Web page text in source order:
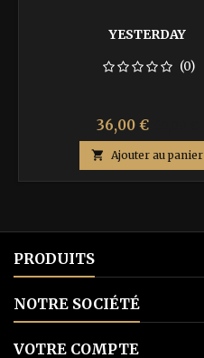
YESTERDAY
(0)
Prix
36,00 €
base
 Ajouter au panier
PRODUITS
NOTRE SOCIÉTÉ
VOTRE COMPTE